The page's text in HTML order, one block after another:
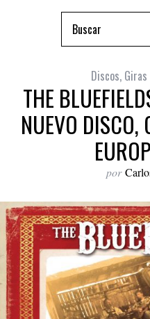
Discos, Giras
THE
NUEVO DISCO,
por